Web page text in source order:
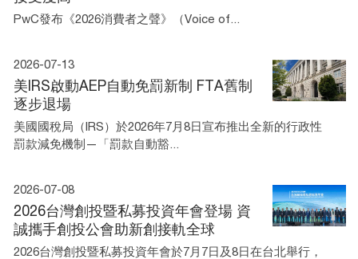
PwC發布《2026消費者之聲》（Voice of...
2026-07-13
美IRS啟動AEP自動免罰新制 FTA舊制
逐步退場
美國國稅局（IRS）於2026年7月8日宣布推出全新的行政性
罰款減免機制—「罰款自動豁...
2026-07-08
2026台灣創投暨私募投資年會登場 資
誠攜手創投公會助新創接軌全球
2026台灣創投暨私募投資年會於7月7日及8日在台北舉行，